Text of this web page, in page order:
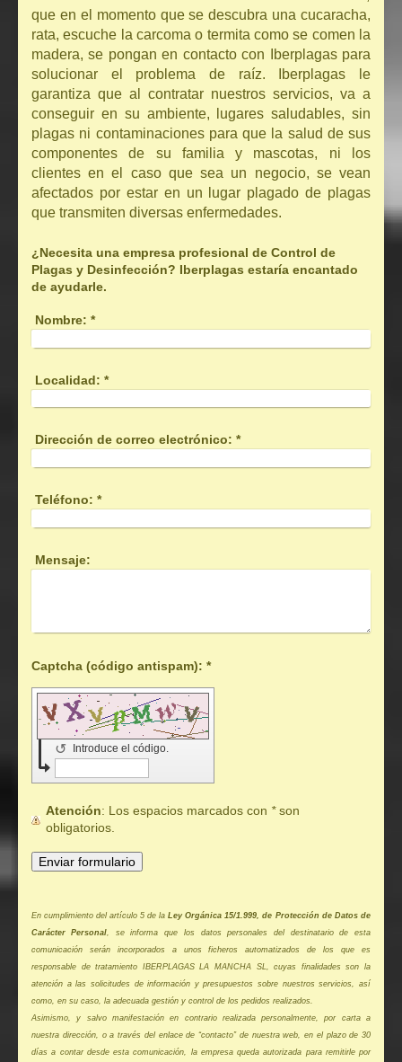
que en el momento que se descubra una cucaracha,
rata, escuche la carcoma o termita como se comen la
madera, se pongan en contacto con Iberplagas para
solucionar el problema de raíz. Iberplagas le
garantiza que al contratar nuestros servicios, va a
conseguir en su ambiente, lugares saludables, sin
plagas ni contaminaciones para que la salud de sus
componentes de su familia y mascotas, ni los
clientes en el caso que sea un negocio, se vean
afectados por estar en un lugar plagado de plagas
que transmiten diversas enfermedades.
¿Necesita una empresa profesional de Control de
Plagas y Desinfección? Iberplagas estaría encantado
de ayudarle.
Nombre: *
Localidad: *
Dirección de correo electrónico: *
Teléfono: *
Mensaje:
Captcha (código antispam): *
Introduce el código.
↺
Atención : Los espacios marcados con *son
obligatorios.
En cumplimiento del artículo 5 de la Ley Orgánica 15/1.999, de Protección de Datos de
Carácter Personal , se informa que los datos personales del destinatario de esta
comunicación serán incorporados a unos ficheros automatizados de los que es
responsable de tratamiento IBERPLAGAS LA MANCHA SL, cuyas finalidades son la
atención a las solicitudes de información y presupuestos sobre nuestros servicios, así
como, en su caso, la adecuada gestión y control de los pedidos realizados.
Asimismo, y salvo manifestación en contrario realizada personalmente, por carta a
nuestra dirección, o a través del enlace de “contacto” de nuestra web, en el plazo de 30
días a contar desde esta comunicación, la empresa queda autorizada para remitirle por